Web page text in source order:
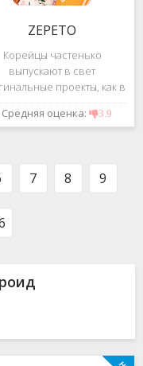
ZEPETO
Корейцы частенько
выпускают в свет
проекты, как в
игр, так и приложений.
ZEPETO стремительно
Кореи, не смотря на
Средняя оценка: 3.9
7 8 9